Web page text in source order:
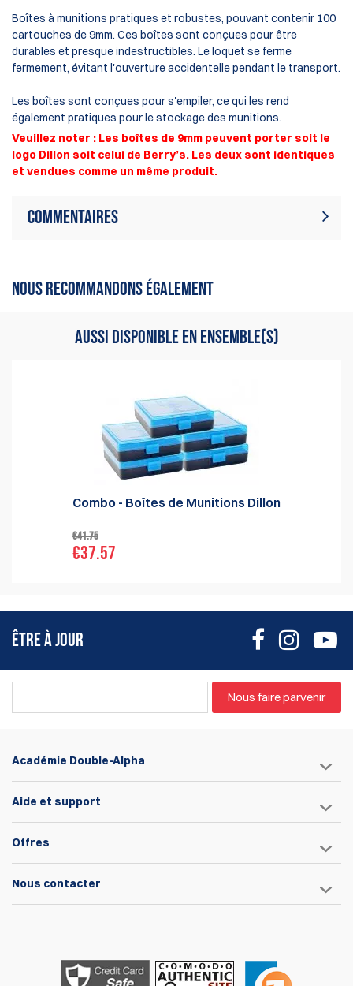
Boîtes à munitions pratiques et robustes, pouvant contenir 100
cartouches de 9mm. Ces boîtes sont conçues pour être
durables et presque indestructibles. Le loquet se ferme
fermement, évitant l'ouverture accidentelle pendant le transport.
Les boîtes sont conçues pour s'empiler, ce qui les rend
également pratiques pour le stockage des munitions.
Veuillez noter : Les boîtes de 9mm peuvent porter soit le
logo Dillon soit celui de Berry’s. Les deux sont identiques
et vendues comme un même produit.
Commentaires
Soyez le premier à écrire un avis
NOUS RECOMMANDONS ÉGALEMENT
AUSSI DISPONIBLE EN ENSEMBLE(S)
Combo - Boîtes de Munitions Dillon
€41.75
€37.57
ÊTRE À JOUR
Nous faire parvenir
Académie Double-Alpha
Aide et support
Offres
Nous contacter